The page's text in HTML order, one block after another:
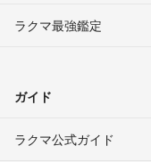
ラクマ最強鑑定
ガイド
ラクマ公式ガイド